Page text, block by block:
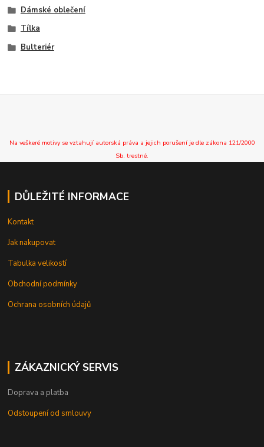
Dámské oblečení
Tílka
Bulteriér
Na veškeré motivy se vztahují autorská práva a jejich porušení je dle zákona 121/2000
Sb. trestné.
DŮLEŽITÉ INFORMACE
Kontakt
Jak nakupovat
Tabulka velikostí
Obchodní podmínky
Ochrana osobních údajů
ZÁKAZNICKÝ SERVIS
Doprava a platba
Odstoupení od smlouvy